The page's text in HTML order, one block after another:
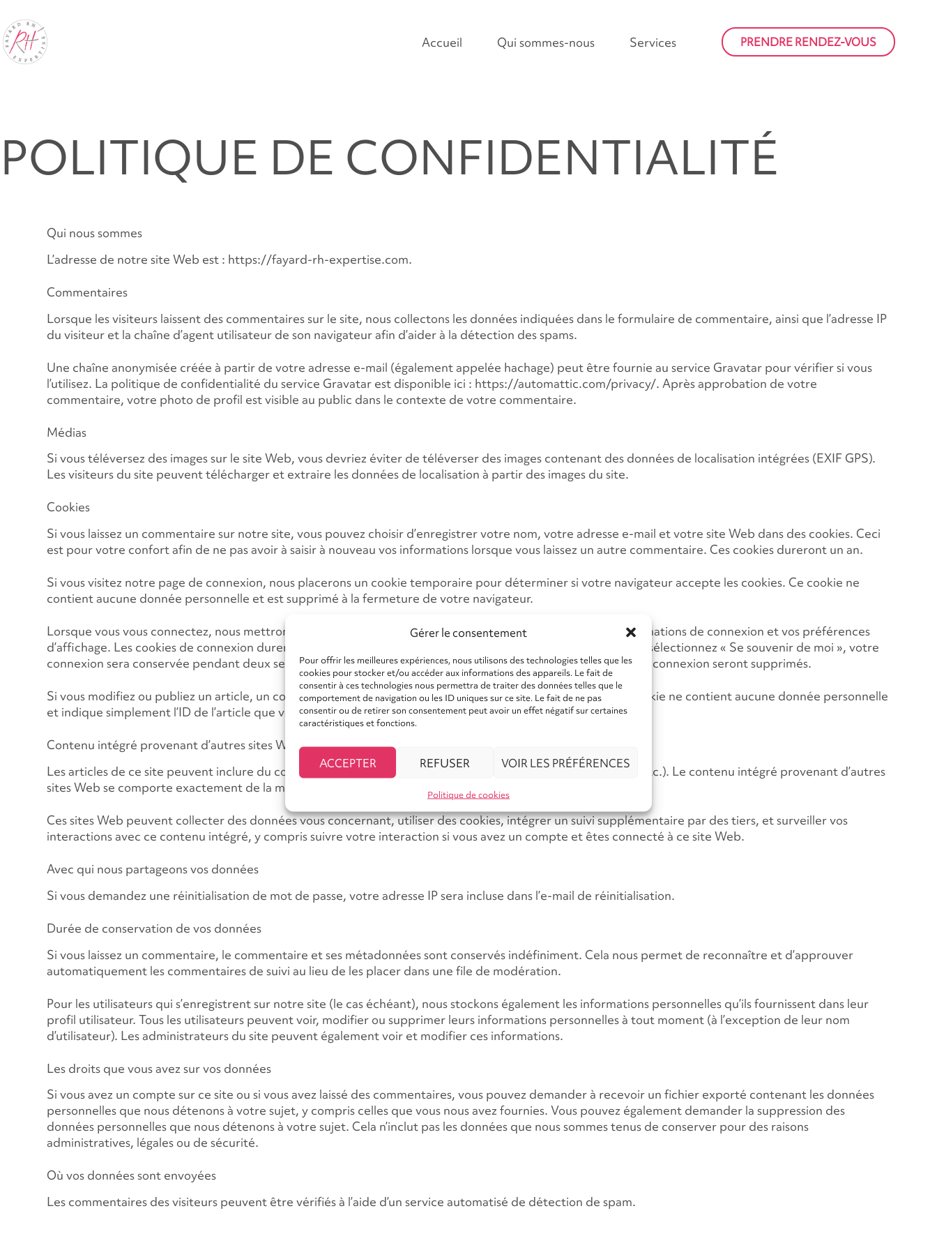
Gérer le consentement
Pour offrir les meilleures expériences, nous utilisons des technologies telles que les
cookies pour stocker et/ou accéder aux informations des appareils. Le fait de
consentir à ces technologies nous permettra de traiter des données telles que le
comportement de navigation ou les ID uniques sur ce site. Le fait de ne pas
consentir ou de retirer son consentement peut avoir un effet négatif sur certaines
caractéristiques et fonctions.
ACCEPTER REFUSER VOIR LES PRÉFÉRENCES
Politique de cookies
Accueil Qui sommes-nous Services PRENDRE RENDEZ-VOUS
POLITIQUE DE CONFIDENTIALITÉ
Qui nous sommes
L’adresse de notre site Web est : https://fayard-rh-expertise.com.
Commentaires
Lorsque les visiteurs laissent des commentaires sur le site, nous collectons les données indiquées dans le formulaire de commentaire, ainsi que l’adresse IP
du visiteur et la chaîne d’agent utilisateur de son navigateur afin d’aider à la détection des spams.
Une chaîne anonymisée créée à partir de votre adresse e-mail (également appelée hachage) peut être fournie au service Gravatar pour vérifier si vous
l’utilisez. La politique de confidentialité du service Gravatar est disponible ici : https://automattic.com/privacy/. Après approbation de votre
commentaire, votre photo de profil est visible au public dans le contexte de votre commentaire.
Médias
Si vous téléversez des images sur le site Web, vous devriez éviter de téléverser des images contenant des données de localisation intégrées (EXIF GPS).
Les visiteurs du site peuvent télécharger et extraire les données de localisation à partir des images du site.
Cookies
Si vous laissez un commentaire sur notre site, vous pouvez choisir d’enregistrer votre nom, votre adresse e-mail et votre site Web dans des cookies. Ceci
est pour votre confort afin de ne pas avoir à saisir à nouveau vos informations lorsque vous laissez un autre commentaire. Ces cookies dureront un an.
Si vous visitez notre page de connexion, nous placerons un cookie temporaire pour déterminer si votre navigateur accepte les cookies. Ce cookie ne
contient aucune donnée personnelle et est supprimé à la fermeture de votre navigateur.
Lorsque vous vous connectez, nous mettrons également en place plusieurs cookies pour enregistrer vos informations de connexion et vos préférences
d’affichage. Les cookies de connexion durent deux jours et les cookies d’options d’écran durent un an. Si vous sélectionnez « Se souvenir de moi », votre
connexion sera conservée pendant deux semaines. Si vous vous déconnectez de votre compte, les cookies de connexion seront supprimés.
Si vous modifiez ou publiez un article, un cookie supplémentaire sera enregistré dans votre navigateur. Ce cookie ne contient aucune donnée personnelle
et indique simplement l’ID de l’article que vous venez de modifier. Il expire après un jour.
Contenu intégré provenant d’autres sites Web
Les articles de ce site peuvent inclure du contenu intégré (par exemple des vidéos, des images, des articles, etc.). Le contenu intégré provenant d’autres
sites Web se comporte exactement de la même manière que si le visiteur se rendait sur cet autre site.
Ces sites Web peuvent collecter des données vous concernant, utiliser des cookies, intégrer un suivi supplémentaire par des tiers, et surveiller vos
interactions avec ce contenu intégré, y compris suivre votre interaction si vous avez un compte et êtes connecté à ce site Web.
Avec qui nous partageons vos données
Si vous demandez une réinitialisation de mot de passe, votre adresse IP sera incluse dans l’e-mail de réinitialisation.
Durée de conservation de vos données
Si vous laissez un commentaire, le commentaire et ses métadonnées sont conservés indéfiniment. Cela nous permet de reconnaître et d’approuver
automatiquement les commentaires de suivi au lieu de les placer dans une file de modération.
Pour les utilisateurs qui s’enregistrent sur notre site (le cas échéant), nous stockons également les informations personnelles qu’ils fournissent dans leur
profil utilisateur. Tous les utilisateurs peuvent voir, modifier ou supprimer leurs informations personnelles à tout moment (à l’exception de leur nom
d’utilisateur). Les administrateurs du site peuvent également voir et modifier ces informations.
Les droits que vous avez sur vos données
Si vous avez un compte sur ce site ou si vous avez laissé des commentaires, vous pouvez demander à recevoir un fichier exporté contenant les données
personnelles que nous détenons à votre sujet, y compris celles que vous nous avez fournies. Vous pouvez également demander la suppression des
données personnelles que nous détenons à votre sujet. Cela n’inclut pas les données que nous sommes tenus de conserver pour des raisons
administratives, légales ou de sécurité.
Où vos données sont envoyées
Les commentaires des visiteurs peuvent être vérifiés à l’aide d’un service automatisé de détection de spam.